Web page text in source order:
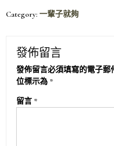
Category: 一輩子就夠
發佈留言
發佈留言必須填寫的電子郵
位標示為 *
留言 *